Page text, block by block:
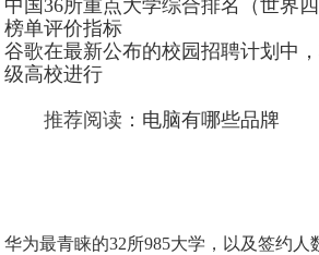
中国36所重点大学综合排名（世界
榜单评价指标
谷歌在最新公布的校园招聘计划中
级高校进行
推荐阅读： 电脑有哪些品牌
华为最青睐的32所985大学，以及签约人